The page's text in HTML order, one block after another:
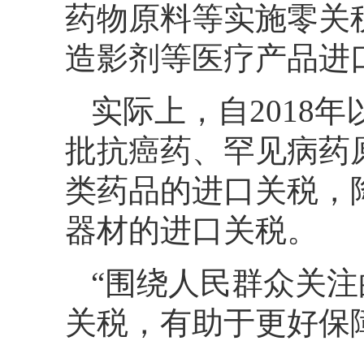
药物原料等实施零关
造影剂等医疗产品进
实际上，自2018年
批抗癌药、罕见病药
类药品的进口关税
器材的进口关税。
“围绕人民群众关
关税，有助于更好保